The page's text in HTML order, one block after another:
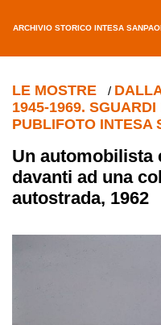
ARCHIVIO STORICO INTESA
LE MOSTRE /
1945-1969.
PUBLIFOTO INTESA
Un automobilista
davanti ad una
autostrada, 1962